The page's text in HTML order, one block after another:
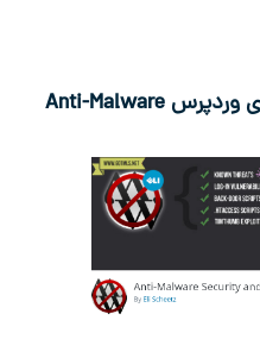
Anti-Malware